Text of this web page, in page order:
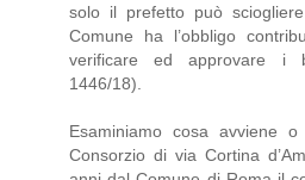
solo il prefetto può
Comune ha l’obbligo
verificare ed approvare i
1446/18).
Esaminiamo cosa avviene
Consorzio di via Cortina